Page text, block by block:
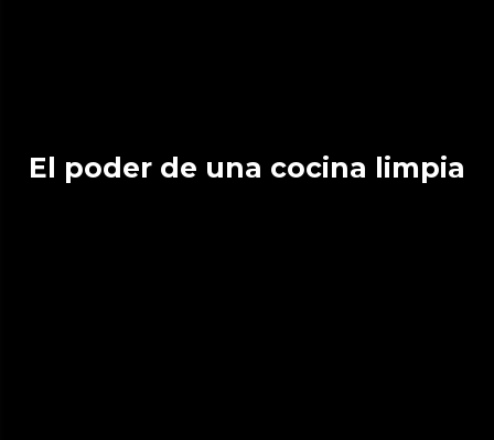
El poder de una cocina limpia